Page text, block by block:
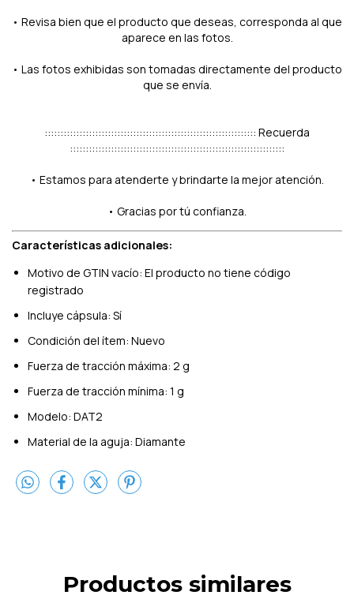
• Revisa bien que el producto que deseas, corresponda al que
aparece en las fotos.
• Las fotos exhibidas son tomadas directamente del producto
que se envía.
::::::::::::::::::::::::::::::::::::::::::::::::::::::::::::::::::: Recuerda
::::::::::::::::::::::::::::::::::::::::::::::::::::::::::::::::::::
• Estamos para atenderte y brindarte la mejor atención.
• Gracias por tú confianza.
Características adicionales:
Motivo de GTIN vacío: El producto no tiene código
registrado
Incluye cápsula: Sí
Condición del ítem: Nuevo
Fuerza de tracción máxima: 2 g
Fuerza de tracción mínima: 1 g
Modelo: DAT2
Material de la aguja: Diamante
Productos similares